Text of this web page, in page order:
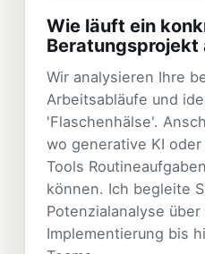
Wie läuft ein
Beratungsprojekt
Wir analysieren Ihre
Arbeitsabläufe und
'Flaschenhälse'.
wo generative KI
Tools
können. Ich begleite
Potenzialanalyse
Implementierung bis